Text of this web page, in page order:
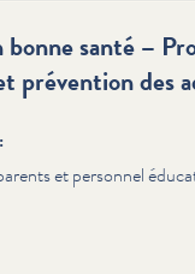
santé –
prévention des
et personnel